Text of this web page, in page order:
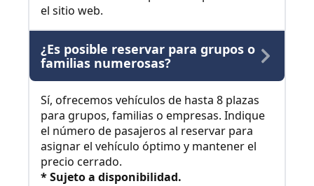
el sitio web.
¿Es posible reservar para grupos o
familias numerosas?
Sí, ofrecemos vehículos de hasta 8 plazas
para grupos, familias o empresas. Indique
el número de pasajeros al reservar para
asignar el vehículo óptimo y mantener el
precio cerrado.
* Sujeto a disponibilidad.